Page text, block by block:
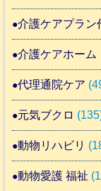
介護ケアプラン
介護ケアホー
代理通院ケア
元気ブクロ
動物リハビリ
動物愛護 福祉